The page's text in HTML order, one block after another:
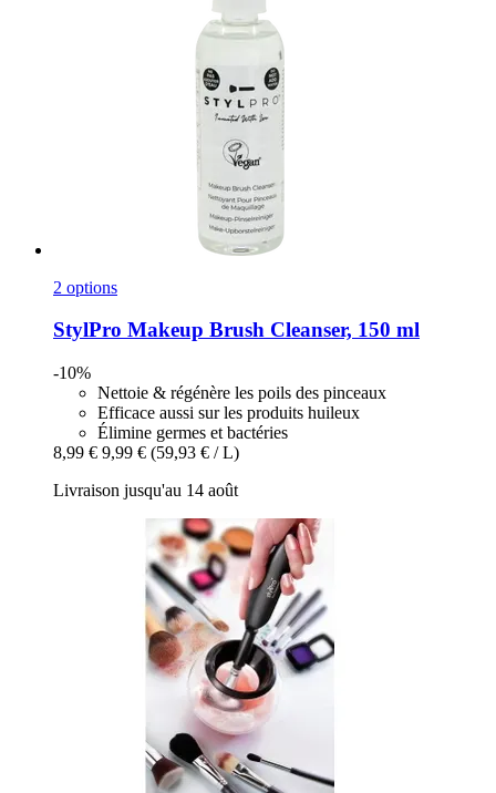
2 options
StylPro Makeup Brush Cleanser, 150 ml
-10%
Nettoie & régénère les poils des pinceaux
Efficace aussi sur les produits huileux
Élimine germes et bactéries
8,99 € 9,99 € (59,93 € / L)
Livraison jusqu'au 14 août